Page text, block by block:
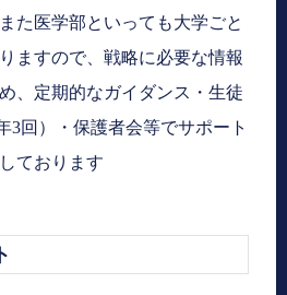
た医学部といっても大学ごと
ますので、戦略に必要な情報
、定期的なガイダンス・生徒
3回）・保護者会等でサポート
ております